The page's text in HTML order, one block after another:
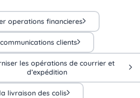
operations financieres
clients
les opérations de courrier et
d’expédition
livraison des colis